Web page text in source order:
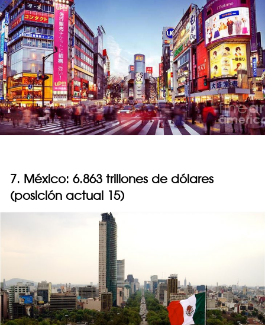
7. México: 6.863 trillones de dólares
(posición actual 15)